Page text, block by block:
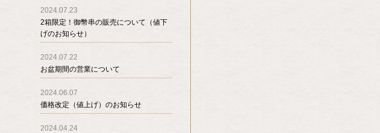
2024.07.23
2箱限定！御幣串の販売について（値下
げのお知らせ）
2024.07.22
お盆期間の営業について
2024.06.07
価格改定（値上げ）のお知らせ
2024.04.24